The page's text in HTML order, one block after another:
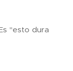
"esto dura